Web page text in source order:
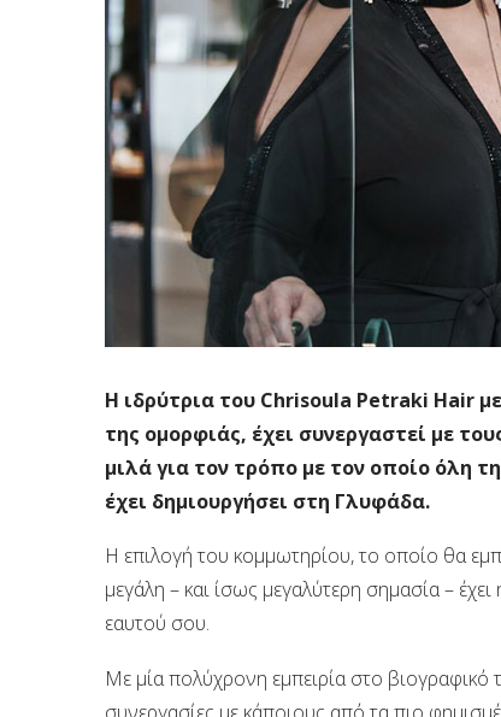
Η ιδρύτρια του Chrisoula Petraki Hair
της ομορφιάς, έχει συνεργαστεί με
μιλά για τον τρόπο με τον οποίο όλη
έχει δημιουργήσει στη Γλυφάδα.
Η επιλογή του κομμωτηρίου, το οποίο θα
μεγάλη – και ίσως μεγαλύτερη σημασία –
εαυτού σου.
Με μία πολύχρονη εμπειρία στο βιογραφικό